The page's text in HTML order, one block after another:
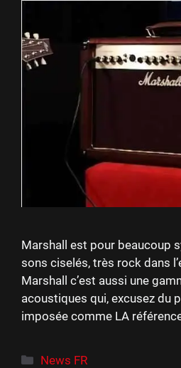
Marshall est pour beaucoup
sons ciselés, très rock dans
Marshall c’est aussi une
acoustiques qui, excusez du
imposée comme LA
Catégories
News FR